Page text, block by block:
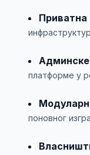
Приватна
платформе у
поновног